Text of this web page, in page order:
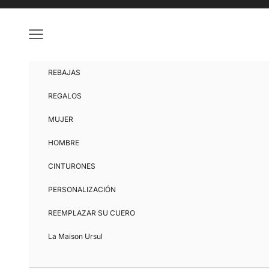
Menú
REBAJAS
REGALOS
MUJER
HOMBRE
CINTURONES
PERSONALIZACIÓN
REEMPLAZAR SU CUERO
La Maison Ursul